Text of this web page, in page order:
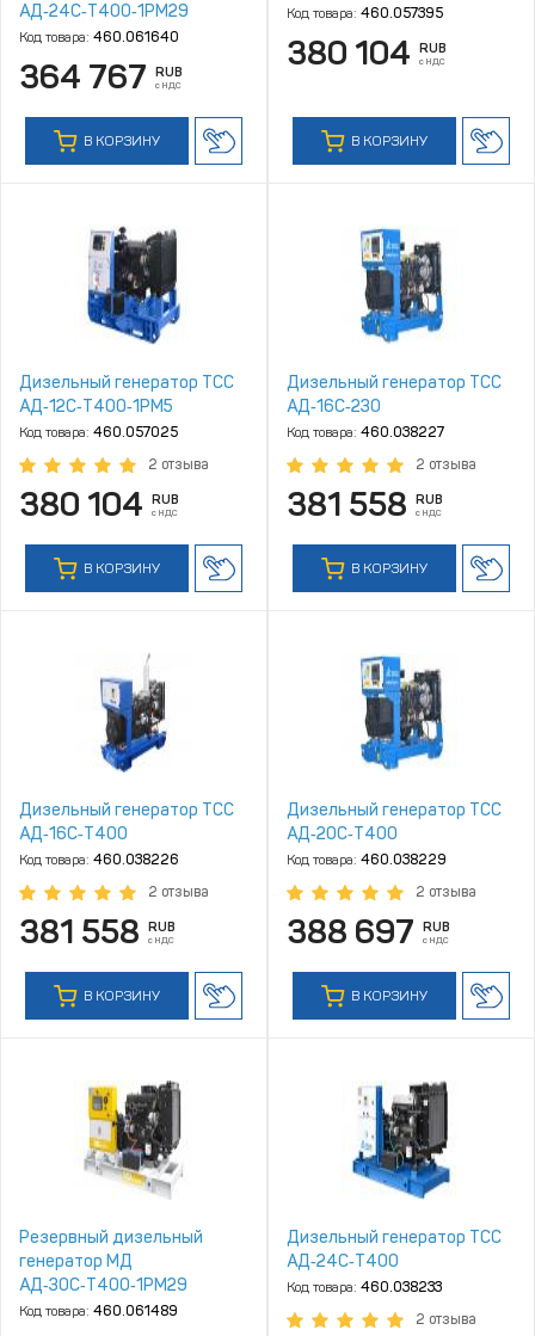
АД‑24С‑Т400‑1РМ29
Код товара: 460.061640
364 767 RUB
с НДС
В КОРЗИНУ
Код товара: 460.057395
380 104 RUB
с НДС
В КОРЗИНУ
Дизельный генератор ТСС
АД‑12С‑Т400‑1РМ5
Код товара: 460.057025
2 отзыва
380 104 RUB
с НДС
В КОРЗИНУ
Дизельный генератор ТСС
АД‑16С‑230
Код товара: 460.038227
2 отзыва
381 558 RUB
с НДС
В КОРЗИНУ
Дизельный генератор ТСС
АД‑16С‑Т400
Код товара: 460.038226
2 отзыва
381 558 RUB
с НДС
В КОРЗИНУ
Дизельный генератор ТСС
АД‑20С‑Т400
Код товара: 460.038229
2 отзыва
388 697 RUB
с НДС
В КОРЗИНУ
Резервный дизельный
генератор МД
АД‑30С‑Т400‑1РМ29
Код товара: 460.061489
Дизельный генератор ТСС
АД‑24С‑Т400
Код товара: 460.038233
2 отзыва